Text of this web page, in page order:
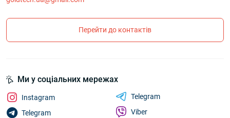
Перейти до контактів
Ми у соціальних мережах
Instagram
Telegram
Telegram
Viber